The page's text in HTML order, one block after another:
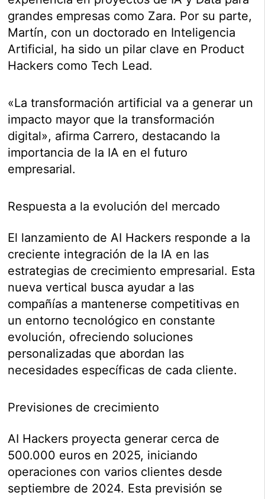
grandes empresas como Zara. Por su parte,
Martín, con un doctorado en Inteligencia
Artificial, ha sido un pilar clave en Product
Hackers como Tech Lead.
«La transformación artificial va a generar un
impacto mayor que la transformación
digital», afirma Carrero, destacando la
importancia de la IA en el futuro
empresarial.
Respuesta a la evolución del mercado
El lanzamiento de AI Hackers responde a la
creciente integración de la IA en las
estrategias de crecimiento empresarial. Esta
nueva vertical busca ayudar a las
compañías a mantenerse competitivas en
un entorno tecnológico en constante
evolución, ofreciendo soluciones
personalizadas que abordan las
necesidades específicas de cada cliente.
Previsiones de crecimiento
AI Hackers proyecta generar cerca de
500.000 euros en 2025, iniciando
operaciones con varios clientes desde
septiembre de 2024. Esta previsión se